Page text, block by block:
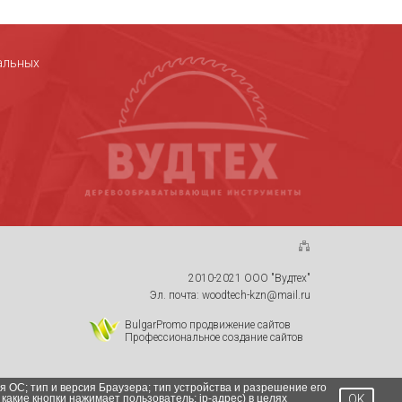
2010-2021 ООО "Вудтех"
Эл. почта: woodtech-kzn@mail.ru
BulgarPromo продвижение сайтов
Профессиональное создание сайтов
тип и версия Браузера; тип устройства и разрешение его
кнопки нажимает пользователь; ip-адрес) в целях